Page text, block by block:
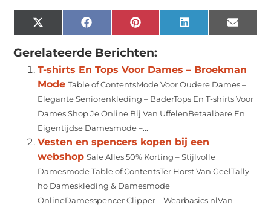
X
(Twitter)
Facebook Pinterest LinkedIn Email
Gerelateerde Berichten:
T-shirts En Tops Voor Dames – Broekman
Mode Table of ContentsMode Voor Oudere Dames –
Elegante Seniorenkleding – BaderTops En T-shirts Voor
Dames Shop Je Online Bij Van UffelenBetaalbare En
Eigentijdse Damesmode –...
Vesten en spencers kopen bij een
webshop Sale Alles 50% Korting – Stijlvolle
Damesmode Table of ContentsTer Horst Van GeelTally-
ho Dameskleding & Damesmode
OnlineDamesspencer Clipper – Wearbasics.nlVan